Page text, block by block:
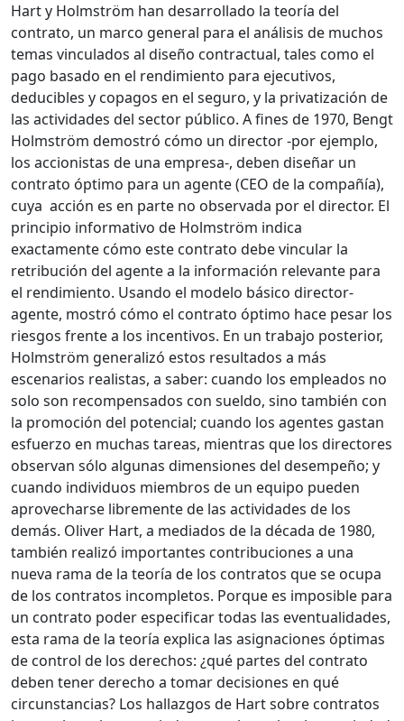
Hart y Holmström han desarrollado la teoría del
contrato, un marco general para el análisis de muchos
temas vinculados al diseño contractual, tales como el
pago basado en el rendimiento para ejecutivos,
deducibles y copagos en el seguro, y la privatización de
las actividades del sector público. A fines de 1970, Bengt
Holmström demostró cómo un director -por ejemplo,
los accionistas de una empresa-, deben diseñar un
contrato óptimo para un agente (CEO de la compañía),
cuya acción es en parte no observada por el director. El
principio informativo de Holmström indica
exactamente cómo este contrato debe vincular la
retribución del agente a la información relevante para
el rendimiento. Usando el modelo básico director-
agente, mostró cómo el contrato óptimo hace pesar los
riesgos frente a los incentivos. En un trabajo posterior,
Holmström generalizó estos resultados a más
escenarios realistas, a saber: cuando los empleados no
solo son recompensados con sueldo, sino también con
la promoción del potencial; cuando los agentes gastan
esfuerzo en muchas tareas, mientras que los directores
observan sólo algunas dimensiones del desempeño; y
cuando individuos miembros de un equipo pueden
aprovecharse libremente de las actividades de los
demás. Oliver Hart, a mediados de la década de 1980,
también realizó importantes contribuciones a una
nueva rama de la teoría de los contratos que se ocupa
de los contratos incompletos. Porque es imposible para
un contrato poder especificar todas las eventualidades,
esta rama de la teoría explica las asignaciones óptimas
de control de los derechos: ¿qué partes del contrato
deben tener derecho a tomar decisiones en qué
circunstancias? Los hallazgos de Hart sobre contratos